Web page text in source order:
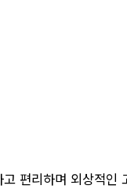
편리하며 외상적인